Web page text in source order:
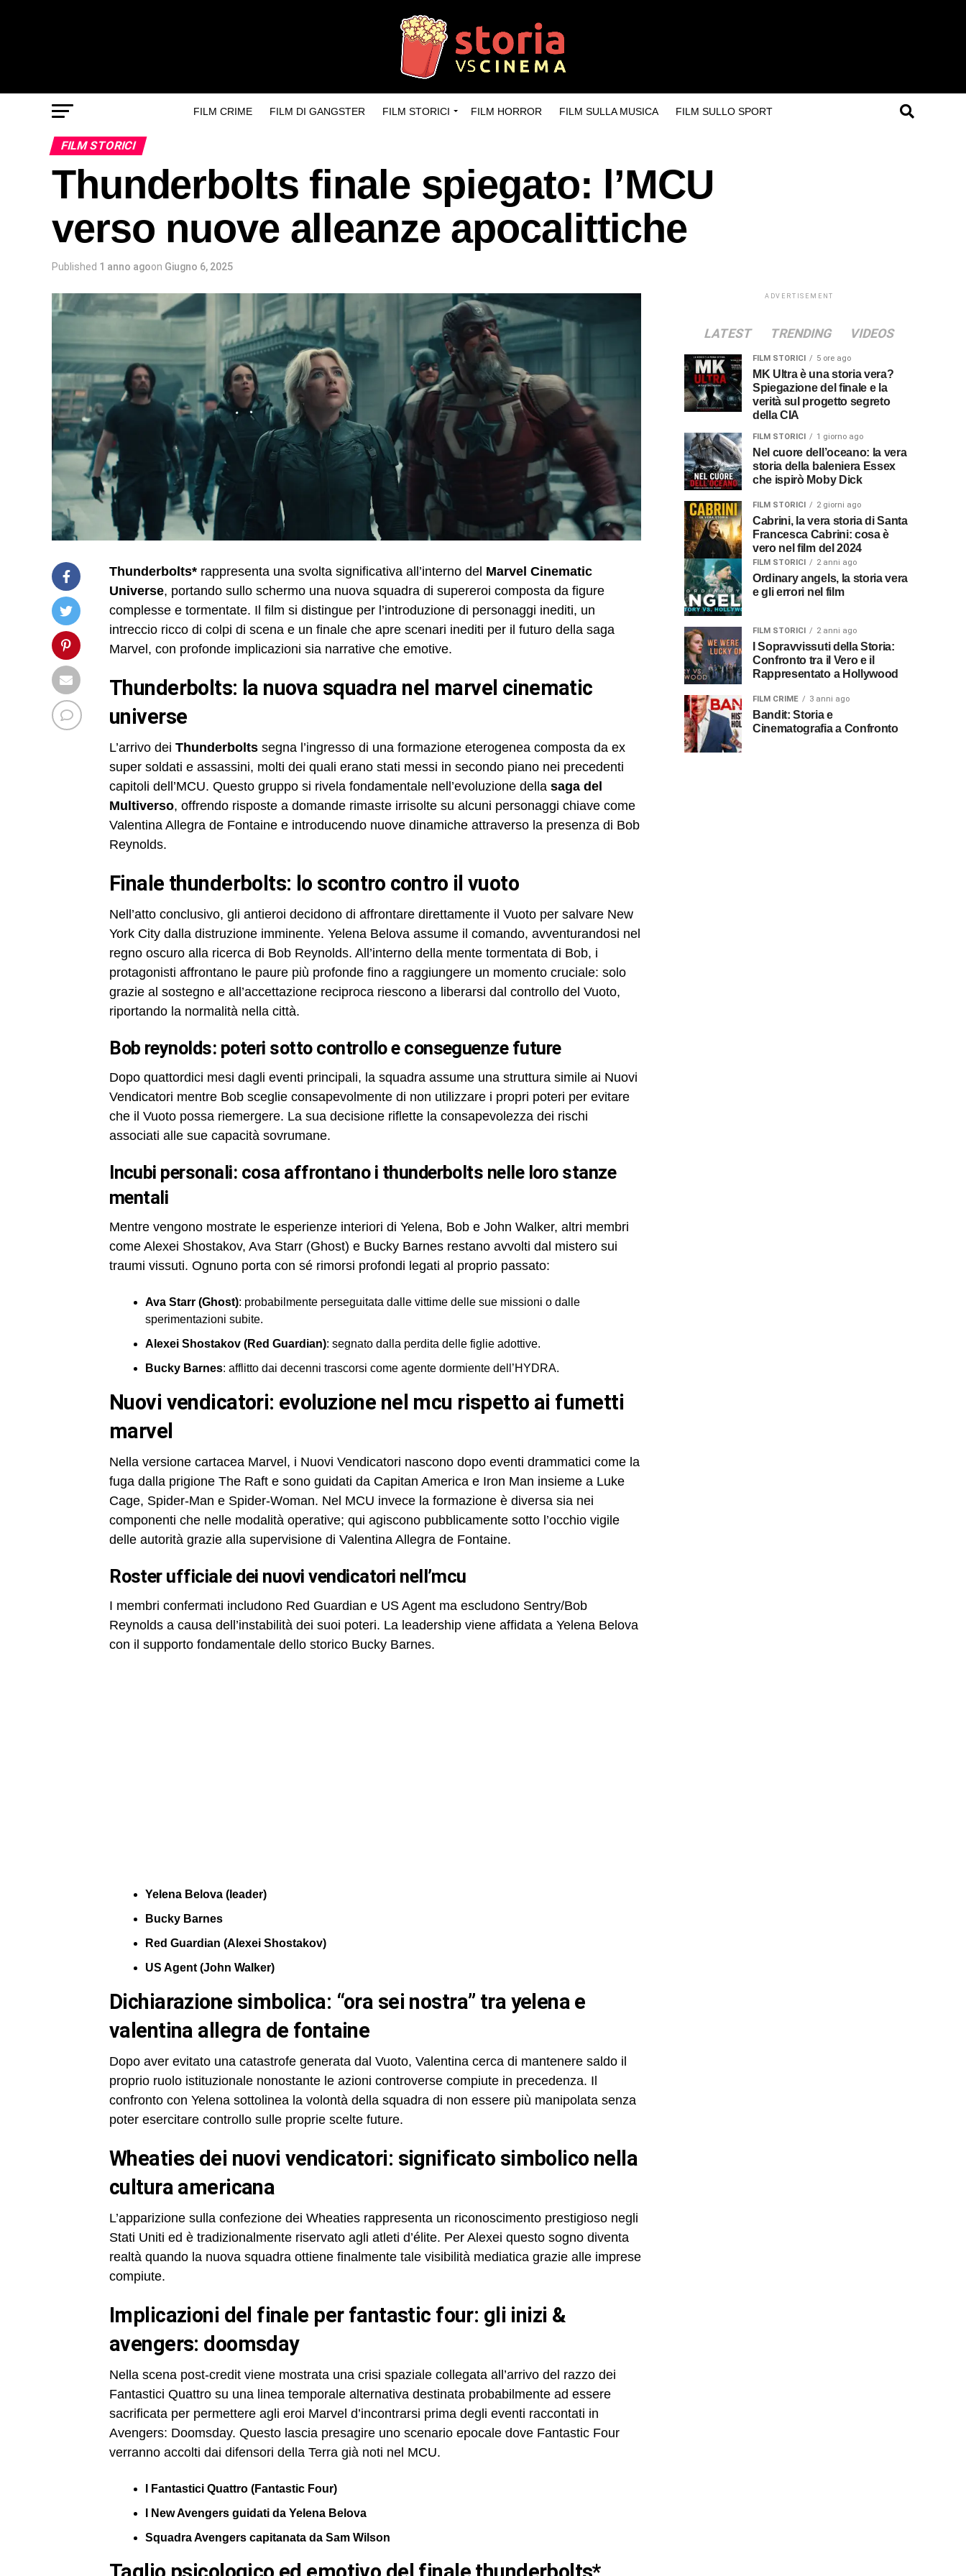
FILM CRIME FILM DI GANGSTER FILM STORICI FILM HORROR FILM SULLA MUSICA FILM SULLO SPORT
FILM STORICI
Thunderbolts finale spiegato: l’MCU
verso nuove alleanze apocalittiche
Published 1 anno agoon Giugno 6, 2025
Thunderbolts* rappresenta una svolta significativa all’interno del Marvel Cinematic
Universe, portando sullo schermo una nuova squadra di supereroi composta da figure
complesse e tormentate. Il film si distingue per l’introduzione di personaggi inediti, un
intreccio ricco di colpi di scena e un finale che apre scenari inediti per il futuro della saga
Marvel, con profonde implicazioni sia narrative che emotive.
thunderbolts: la nuova squadra nel marvel cinematic
universe
L’arrivo dei Thunderbolts segna l’ingresso di una formazione eterogenea composta da ex
super soldati e assassini, molti dei quali erano stati messi in secondo piano nei precedenti
capitoli dell’MCU. Questo gruppo si rivela fondamentale nell’evoluzione della saga del
Multiverso, offrendo risposte a domande rimaste irrisolte su alcuni personaggi chiave come
Valentina Allegra de Fontaine e introducendo nuove dinamiche attraverso la presenza di Bob
Reynolds.
finale thunderbolts: lo scontro contro il vuoto
Nell’atto conclusivo, gli antieroi decidono di affrontare direttamente il Vuoto per salvare New
York City dalla distruzione imminente. Yelena Belova assume il comando, avventurandosi nel
regno oscuro alla ricerca di Bob Reynolds. All’interno della mente tormentata di Bob, i
protagonisti affrontano le paure più profonde fino a raggiungere un momento cruciale: solo
grazie al sostegno e all’accettazione reciproca riescono a liberarsi dal controllo del Vuoto,
riportando la normalità nella città.
bob reynolds: poteri sotto controllo e conseguenze future
Dopo quattordici mesi dagli eventi principali, la squadra assume una struttura simile ai Nuovi
Vendicatori mentre Bob sceglie consapevolmente di non utilizzare i propri poteri per evitare
che il Vuoto possa riemergere. La sua decisione riflette la consapevolezza dei rischi
associati alle sue capacità sovrumane.
incubi personali: cosa affrontano i thunderbolts nelle loro stanze
mentali
Mentre vengono mostrate le esperienze interiori di Yelena, Bob e John Walker, altri membri
come Alexei Shostakov, Ava Starr (Ghost) e Bucky Barnes restano avvolti dal mistero sui
traumi vissuti. Ognuno porta con sé rimorsi profondi legati al proprio passato:
Ava Starr (Ghost): probabilmente perseguitata dalle vittime delle sue missioni o dalle
sperimentazioni subite.
Alexei Shostakov (Red Guardian): segnato dalla perdita delle figlie adottive.
Bucky Barnes: afflitto dai decenni trascorsi come agente dormiente dell’HYDRA.
nuovi vendicatori: evoluzione nel mcu rispetto ai fumetti
marvel
Nella versione cartacea Marvel, i Nuovi Vendicatori nascono dopo eventi drammatici come la
fuga dalla prigione The Raft e sono guidati da Capitan America e Iron Man insieme a Luke
Cage, Spider-Man e Spider-Woman. Nel MCU invece la formazione è diversa sia nei
componenti che nelle modalità operative; qui agiscono pubblicamente sotto l’occhio vigile
delle autorità grazie alla supervisione di Valentina Allegra de Fontaine.
roster ufficiale dei nuovi vendicatori nell’mcu
I membri confermati includono Red Guardian e US Agent ma escludono Sentry/Bob
Reynolds a causa dell’instabilità dei suoi poteri. La leadership viene affidata a Yelena Belova
con il supporto fondamentale dello storico Bucky Barnes.
Yelena Belova (leader)
Bucky Barnes
Red Guardian (Alexei Shostakov)
US Agent (John Walker)
dichiarazione simbolica: “ora sei nostra” tra yelena e
valentina allegra de fontaine
Dopo aver evitato una catastrofe generata dal Vuoto, Valentina cerca di mantenere saldo il
proprio ruolo istituzionale nonostante le azioni controverse compiute in precedenza. Il
confronto con Yelena sottolinea la volontà della squadra di non essere più manipolata senza
poter esercitare controllo sulle proprie scelte future.
wheaties dei nuovi vendicatori: significato simbolico nella
cultura americana
L’apparizione sulla confezione dei Wheaties rappresenta un riconoscimento prestigioso negli
Stati Uniti ed è tradizionalmente riservato agli atleti d’élite. Per Alexei questo sogno diventa
realtà quando la nuova squadra ottiene finalmente tale visibilità mediatica grazie alle imprese
compiute.
implicazioni del finale per fantastic four: gli inizi &
avengers: doomsday
Nella scena post-credit viene mostrata una crisi spaziale collegata all’arrivo del razzo dei
Fantastici Quattro su una linea temporale alternativa destinata probabilmente ad essere
sacrificata per permettere agli eroi Marvel d’incontrarsi prima degli eventi raccontati in
Avengers: Doomsday. Questo lascia presagire uno scenario epocale dove Fantastic Four
verranno accolti dai difensori della Terra già noti nel MCU.
I Fantastici Quattro (Fantastic Four)
I New Avengers guidati da Yelena Belova
Squadra Avengers capitanata da Sam Wilson
ADVERTISEMENT
LATEST TRENDING VIDEOS
FILM STORICI 5 ore ago
MK Ultra è una storia vera?
Spiegazione del finale e la
verità sul progetto segreto
della CIA
FILM STORICI 1 giorno ago
Nel cuore dell’oceano: la vera
storia della baleniera Essex
che ispirò Moby Dick
FILM STORICI 2 giorni ago
Cabrini, la vera storia di Santa
Francesca Cabrini: cosa è
vero nel film del 2024
FILM STORICI 2 anni ago
Ordinary angels, la storia vera
e gli errori nel film
FILM STORICI 2 anni ago
Confronto tra il Vero e il
Rappresentato a Hollywood
FILM CRIME 3 anni ago
Bandit: Storia e
Cinematografia a Confronto